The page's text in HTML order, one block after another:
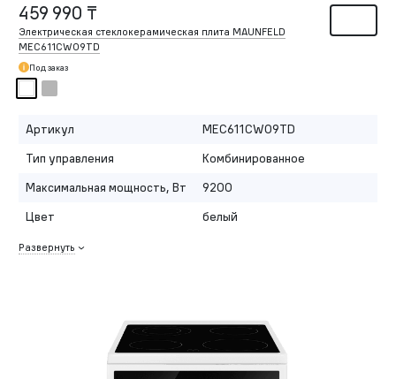
459 990 ₸
Электрическая стеклокерамическая плита MAUNFELD
MEC611CW09TD
Под заказ
Артикул
MEC611CW09TD
Тип управления
Комбинированное
Максимальная мощность, Вт
9200
Цвет
белый
Развернуть